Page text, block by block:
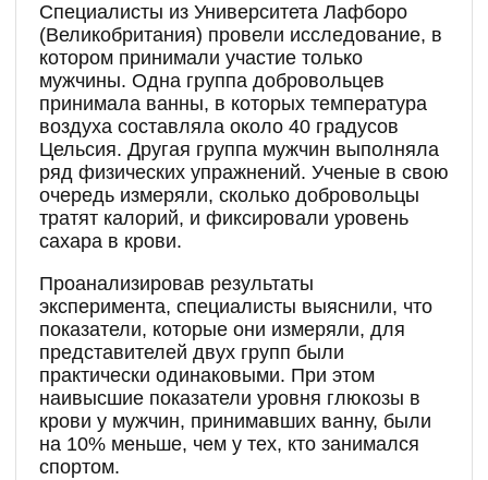
Специалисты из Университета Лафборо
(Великобритания) провели исследование, в
котором принимали участие только
мужчины. Одна группа добровольцев
принимала ванны, в которых температура
воздуха составляла около 40 градусов
Цельсия. Другая группа мужчин выполняла
ряд физических упражнений. Ученые в свою
очередь измеряли, сколько добровольцы
тратят калорий, и фиксировали уровень
сахара в крови.
Проанализировав результаты
эксперимента, специалисты выяснили, что
показатели, которые они измеряли, для
представителей двух групп были
практически одинаковыми. При этом
наивысшие показатели уровня глюкозы в
крови у мужчин, принимавших ванну, были
на 10% меньше, чем у тех, кто занимался
спортом.